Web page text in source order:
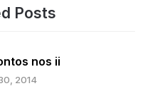
Posts
nos ii
2014